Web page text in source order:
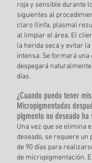
roja y sensible durante
siguientes al
claro (linfa, plasma)
al limpiar el área. El
la herida seca y evitar
intensa. Se formará una
despegará
días.
¿Cuando puedo tener
Micropigmentadas
pigmento no deseado ha
Una vez que se elimina
deseado, se requiere un
de 90 días para
de micropigmentación.